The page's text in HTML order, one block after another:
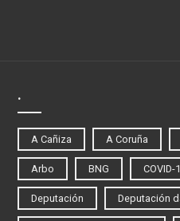
.
A Cañiza A Coruña
Arbo BNG COVID-
Deputación Deputación